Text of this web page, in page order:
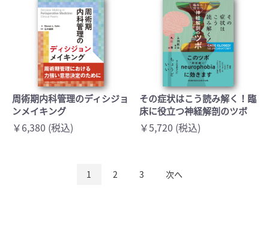
周術期内科管理のディシジョ
ンメイキング
￥6,380 (税込)
その症状はこう読み解く！臨
床に役立つ神経解剖のツボ
￥5,720 (税込)
1 2 3 次へ